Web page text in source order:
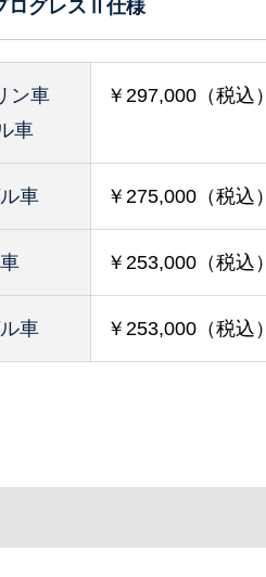
ログレスⅡ仕様
ン車
車
￥297,000（税込）
車 ￥275,000（税込）
￥253,000（税込）
車 ￥253,000（税込）